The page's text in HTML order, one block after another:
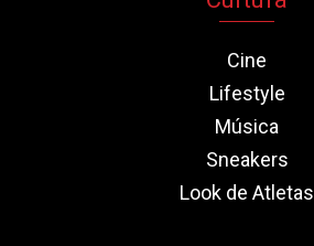
Cine
Lifestyle
Música
Sneakers
Look de Atletas